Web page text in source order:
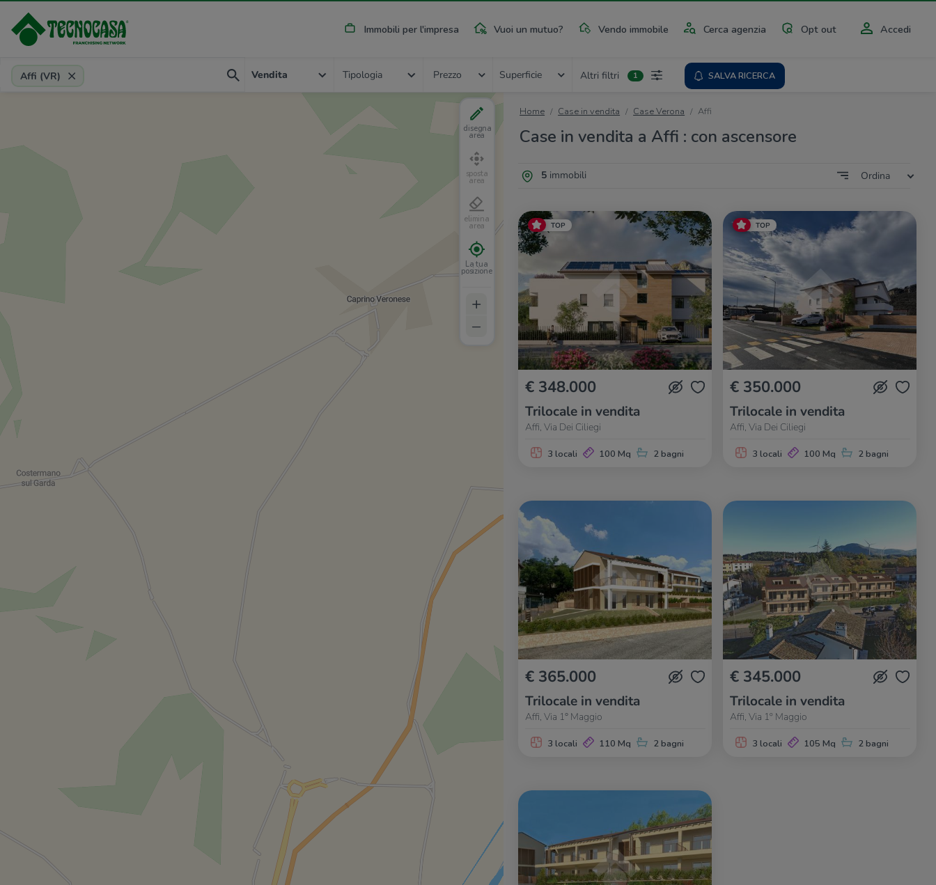
Immobili per l'impresa Vuoi un mutuo? Vendo immobile Cerca agenzia Opt out Accedi
Provincia, comune, zona, riferimento
Affi (VR) Vendita Tipologia Prezzo Superficie Altri filtri 1 SALVA RICERCA
Home Case in vendita Case Verona Affi
Case in vendita a Affi : con ascensore
5immobili Ordina
TOP
€ 348.000
Trilocale in vendita
Affi, Via Dei Ciliegi
3 locali 100 Mq 2 bagni
TOP
€ 350.000
Trilocale in vendita
Affi, Via Dei Ciliegi
3 locali 100 Mq 2 bagni
€ 365.000
Trilocale in vendita
Affi, Via 1° Maggio
3 locali 110 Mq 2 bagni
€ 345.000
Trilocale in vendita
Affi, Via 1º Maggio
3 locali 105 Mq 2 bagni
disegna
area
sposta
area
elimina
area
La tua
posizione
+
–